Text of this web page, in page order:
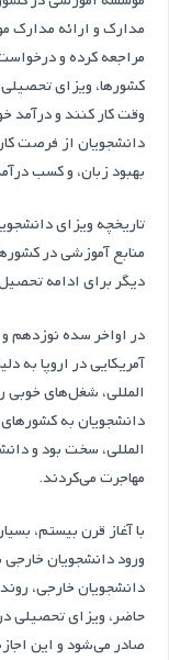
مدارک و ارائه مدارک
مراجعه کرده و
کشورها، ویزای
وقت کار کنند و درآمد
دانشجویان از فرصت
بهبود زبان، و کسب
تاریخچه ویزای
منابع آموزشی در
دیگر برای ادامه
در اواخر سده نوزدهم و
آمریکایی در اروپا به
المللی، شغل‌های خوبی
دانشجویان به
المللی، سخت بود و
مهاجرت می‌کردند.
با آغاز قرن بیستم،
ورود دانشجویان
دانشجویان خارجی،
حاضر، ویزای تحصیلی
صادر می‌شود و این